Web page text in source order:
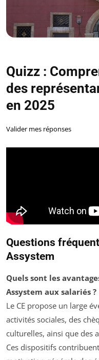
Quizz :
des
en 2025
Valider mes réponses
Questions
Assystem
Quels sont les
Assystem aux salariés ?
Le CE propose un large
activités sociales, des
culturelles, ainsi que des
Ces dispositifs